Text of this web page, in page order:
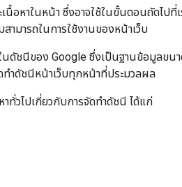
อหาในหน้า ซึ่งอาจใช้ในขั้นตอนถัดไปที่
ามารถในการใช้งานของหน้าเว็บ
ในดัชนีของ Google ซึ่งเป็นฐานข้อมูล
ดทําดัชนีหน้าเว็บทุกหน้าที่ประมวลผล
ทั่วไปเกี่ยวกับการจัดทำดัชนี ได้แก่